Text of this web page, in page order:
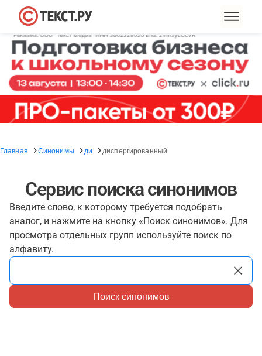
Главная Синонимы ди диспергированный
Сервис поиска синонимов
Введите слово, к которому требуется подобрать
аналог, и нажмите на кнопку «Поиск синонимов». Для
просмотра отдельных групп используйте поиск по
алфавиту.
Поиск синонимов